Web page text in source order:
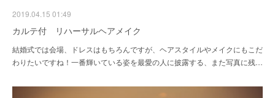
2019.04.15 01:49
カルテ付 リハーサルヘアメイク
結婚式では会場、ドレスはもちろんですが、ヘアスタイルやメイクにもこだ
わりたいですね！一番輝いている姿を最愛の人に披露する、また写真に残…